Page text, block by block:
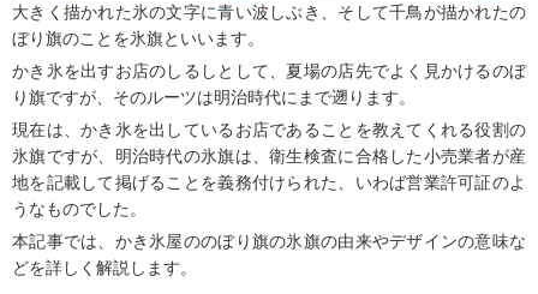
大きく描かれた氷の文字に青い波しぶき、そして千鳥が描かれたの
ぼり旗のことを氷旗といいます。
かき氷を出すお店のしるしとして、夏場の店先でよく見かけるのぼ
り旗ですが、そのルーツは明治時代にまで遡ります。
現在は、かき氷を出しているお店であることを教えてくれる役割の
氷旗ですが、明治時代の氷旗は、衛生検査に合格した小売業者が産
地を記載して掲げることを義務付けられた、いわば営業許可証のよ
うなものでした。
本記事では、かき氷屋ののぼり旗の氷旗の由来やデザインの意味な
どを詳しく解説します。